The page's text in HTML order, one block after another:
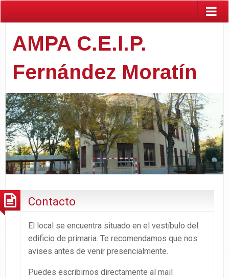
AMPA C.E.I.P.
Fernández Moratín
Contacto
El local se encuentra situado en el vestíbulo del
edificio de primaria. Te recomendamos que nos
avises antes de venir presencialmente.
Puedes escribirnos directamente al mail